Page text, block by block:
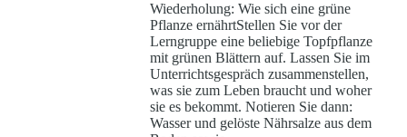
Wiederholung: Wie sich eine grüne
Pflanze ernährtStellen Sie vor der
Lerngruppe eine beliebige Topfpflanze
mit grünen Blättern auf. Lassen Sie im
Unterrichtsgespräch zusammenstellen,
was sie zum Leben braucht und woher
sie es bekommt. Notieren Sie dann:
Wasser und gelöste Nährsalze aus dem